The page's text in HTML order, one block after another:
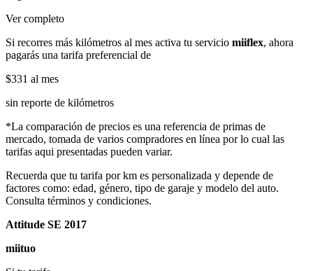
Ver completo
Si recorres más kilómetros al mes activa tu servicio miiflex, ahora
pagarás una tarifa preferencial de
$331 al mes
sin reporte de kilómetros
*La comparación de precios es una referencia de primas de
mercado, tomada de varios compradores en línea por lo cual las
tarifas aqui presentadas pueden variar.
Recuerda que tu tarifa por km es personalizada y depende de
factores como: edad, género, tipo de garaje y modelo del auto.
Consulta términos y condiciones.
Attitude SE 2017
miituo